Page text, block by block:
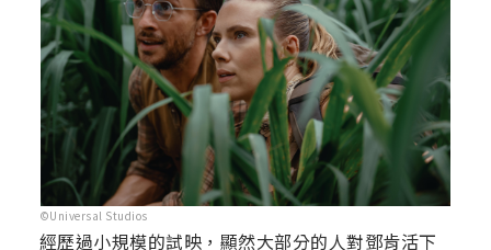
©Universal Studios
經歷過小規模的試映，顯然大部分的人對鄧肯活下